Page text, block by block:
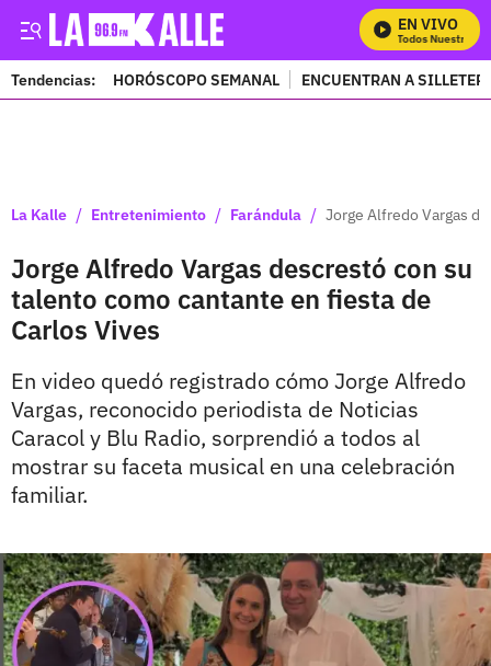
EN VIVO
Mira Todos Nuestros
Tendencias: HORÓSCOPO SEMANAL ENCUENTRAN A
La Kalle / Entretenimiento / Farándula / Jorge Alfredo Vargas
Jorge Alfredo Vargas descrestó con su
talento como cantante en fiesta de
Carlos Vives
En video quedó registrado cómo Jorge Alfredo
Vargas, reconocido periodista de Noticias
Caracol y Blu Radio, sorprendió a todos al
mostrar su faceta musical en una celebración
familiar.